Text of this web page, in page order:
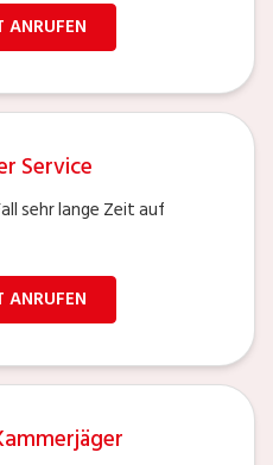
ANRUFEN
Service
sehr lange Zeit auf
ANRUFEN